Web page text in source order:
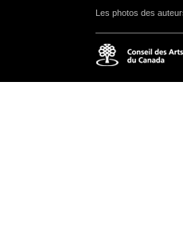
Les photos des